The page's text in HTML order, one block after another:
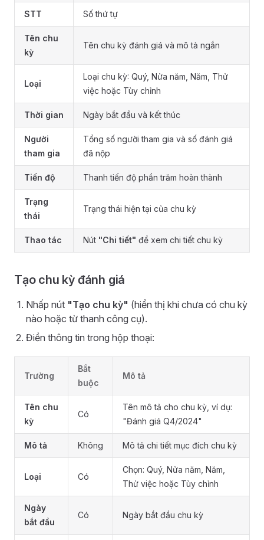
STT Số thứ tự
Tên chu
kỳ
Tên chu kỳ đánh giá và mô tả ngắn
Loại
Loại chu kỳ: Quý, Nửa năm, Năm, Thử
việc hoặc Tùy chỉnh
Thời gian Ngày bắt đầu và kết thúc
Người
tham gia
Tổng số người tham gia và số đánh giá
đã nộp
Tiến độ Thanh tiến độ phần trăm hoàn thành
Trạng
thái
Trạng thái hiện tại của chu kỳ
Thao tác Nút "Chi tiết" để xem chi tiết chu kỳ
Tạo chu kỳ đánh giá
Nhấp nút "Tạo chu kỳ" (hiển thị khi chưa có chu kỳ
nào hoặc từ thanh công cụ).
Điền thông tin trong hộp thoại:
Trường
Bắt
buộc
Mô tả
Tên chu
kỳ
Có
Tên mô tả cho chu kỳ, ví dụ:
"Đánh giá Q4/2024"
Mô tả Không Mô tả chi tiết mục đích chu kỳ
Loại Có
Chọn: Quý, Nửa năm, Năm,
Thử việc hoặc Tùy chỉnh
Ngày
bắt đầu
Có Ngày bắt đầu chu kỳ